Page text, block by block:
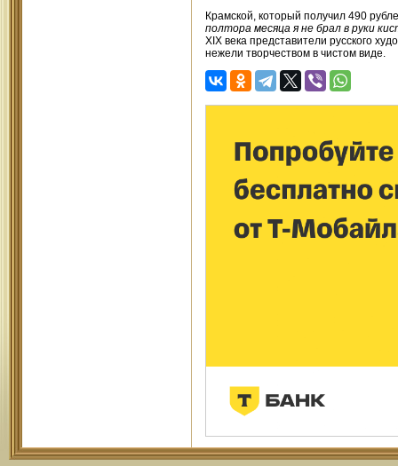
Крамской, который получил 490
полтора месяца я не брал в руки
XIX века представители русского
нежели творчеством в чистом виде.